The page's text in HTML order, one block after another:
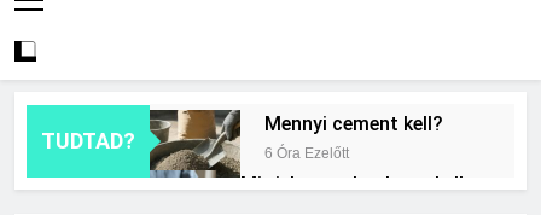
TUDTAD?
Mennyi cement kell?
6 Óra Ezelőtt
Mit jelent a thm hogy kell